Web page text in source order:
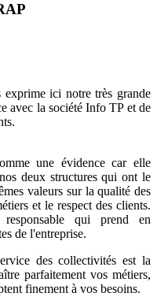
ici notre très grande
avec la société Info TP et de
une évidence car elle
deux structures qui ont le
valeurs sur la qualité des
et le respect des clients.
qui prend en
de l'entreprise.
des collectivités est la
parfaitement vos métiers,
finement à vos besoins.